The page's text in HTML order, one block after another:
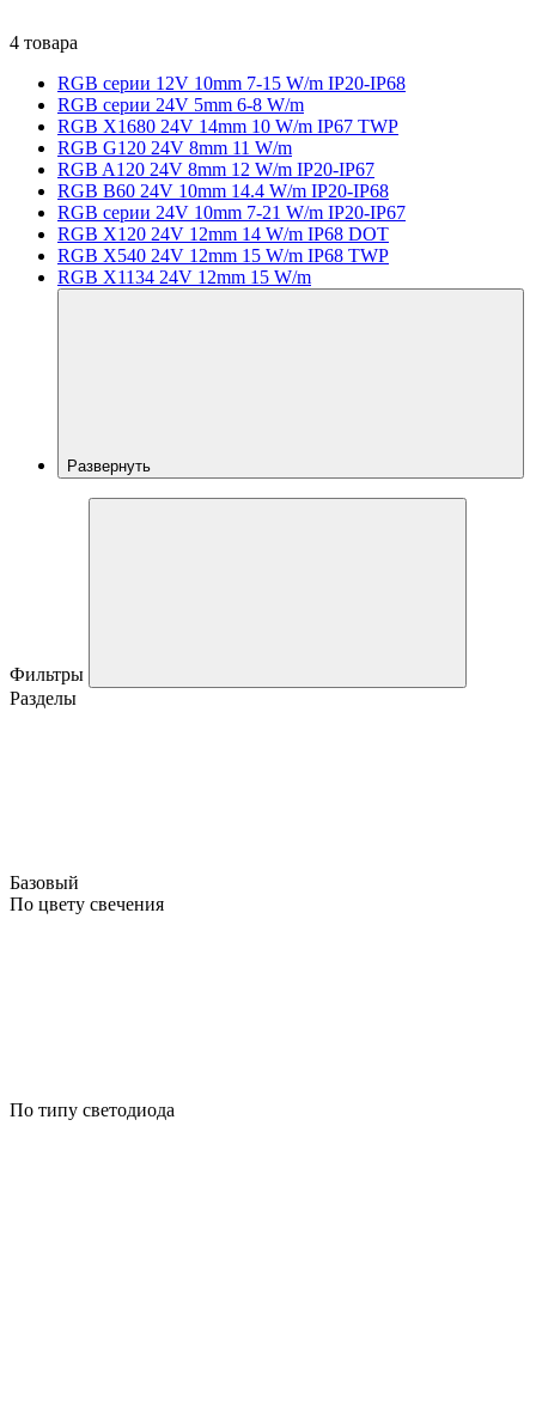
4 товара
RGB серии 12V 10mm 7-15 W/m IP20-IP68
RGB серии 24V 5mm 6-8 W/m
RGB X1680 24V 14mm 10 W/m IP67 TWP
RGB G120 24V 8mm 11 W/m
RGB A120 24V 8mm 12 W/m IP20-IP67
RGB B60 24V 10mm 14.4 W/m IP20-IP68
RGB серии 24V 10mm 7-21 W/m IP20-IP67
RGB X120 24V 12mm 14 W/m IP68 DOT
RGB X540 24V 12mm 15 W/m IP68 TWP
RGB X1134 24V 12mm 15 W/m
Развернуть
Фильтры
Разделы
Базовый
По цвету свечения
По типу светодиода